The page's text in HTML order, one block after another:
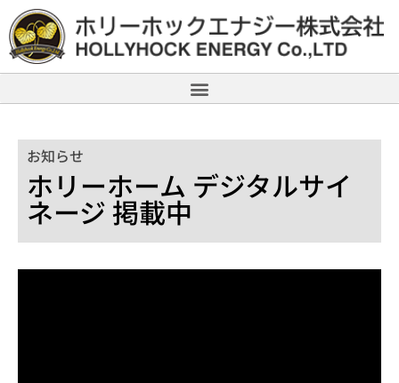
お知らせ
ホリーホーム デジタルサイ
ネージ 掲載中